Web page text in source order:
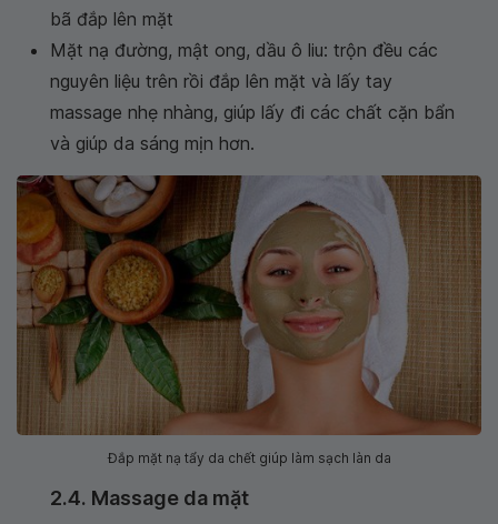
bã đắp lên mặt
Mặt nạ đường, mật ong, dầu ô liu: trộn đều các
nguyên liệu trên rồi đắp lên mặt và lấy tay
massage nhẹ nhàng, giúp lấy đi các chất cặn bẩn
và giúp da sáng mịn hơn.
Đắp mặt nạ tẩy da chết giúp làm sạch làn da
2.4. Massage da mặt